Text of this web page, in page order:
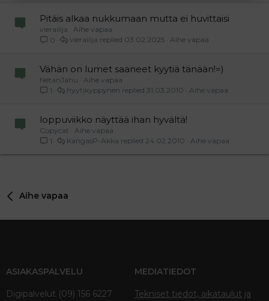
Pitäis alkaa nukkumaan mutta ei huvittaisi
vierailija
Aihe vapaa
0
Aihe vapaa
03.02.2025
vierailija
Vähän on lumet saaneet kyytiä tänään!=)
NetanJahu
Aihe vapaa
1
Aihe vapaa
31.03.2010
hyytikyppynen
loppuviikko näyttää ihan hyvältä!
Copycat
Aihe vapaa
1
Aihe vapaa
24.02.2010
KangasP-Akka
Aihe vapaa
ASIAKASPALVELU
Digipalvelut (09) 156 6227
MEDIATIEDOT
Tekniset tiedot, aikataulut ja